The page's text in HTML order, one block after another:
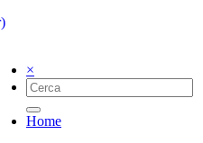
×
Home